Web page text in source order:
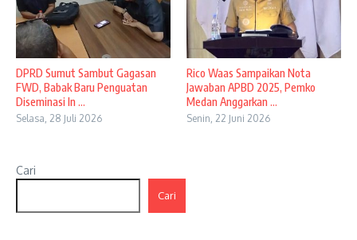
DPRD Sumut Sambut Gagasan
FWD, Babak Baru Penguatan
Diseminasi In ...
Selasa, 28 Juli 2026
Rico Waas Sampaikan Nota
Jawaban APBD 2025, Pemko
Medan Anggarkan ...
Senin, 22 Juni 2026
Cari
Cari